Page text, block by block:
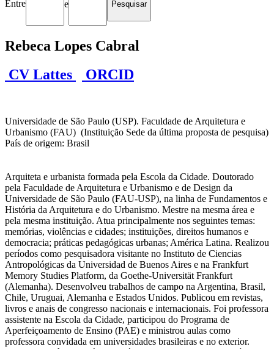
Entre e
Rebeca Lopes Cabral
CV Lattes
ORCID
Universidade de São Paulo (USP). Faculdade de Arquitetura e
Urbanismo (FAU) (Instituição Sede da última proposta de pesquisa)
País de origem: Brasil
Arquiteta e urbanista formada pela Escola da Cidade. Doutorado
pela Faculdade de Arquitetura e Urbanismo e de Design da
Universidade de São Paulo (FAU-USP), na linha de Fundamentos e
História da Arquitetura e do Urbanismo. Mestre na mesma área e
pela mesma instituição. Atua principalmente nos seguintes temas:
memórias, violências e cidades; instituições, direitos humanos e
democracia; práticas pedagógicas urbanas; América Latina. Realizou
períodos como pesquisadora visitante no Instituto de Ciencias
Antropológicas da Universidad de Buenos Aires e na Frankfurt
Memory Studies Platform, da Goethe-Universität Frankfurt
(Alemanha). Desenvolveu trabalhos de campo na Argentina, Brasil,
Chile, Uruguai, Alemanha e Estados Unidos. Publicou em revistas,
livros e anais de congresso nacionais e internacionais. Foi professora
assistente na Escola da Cidade, participou do Programa de
Aperfeiçoamento de Ensino (PAE) e ministrou aulas como
professora convidada em universidades brasileiras e no exterior.